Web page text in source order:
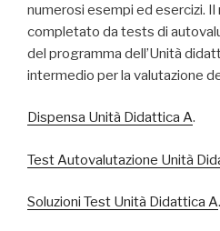
numerosi esempi ed esercizi.
completato da tests di
del programma dell’Unità
intermedio per la valutazione
Dispensa Unità Didattica A.
Test Autovalutazione Unità
Soluzioni Test Unità Didattica A.